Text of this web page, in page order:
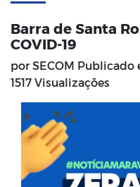
Barra de Santa
COVID-19
por SECOM Publicado
1517 Visualizações